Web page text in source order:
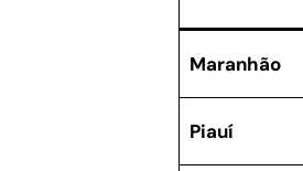
Maranhão
Piauí